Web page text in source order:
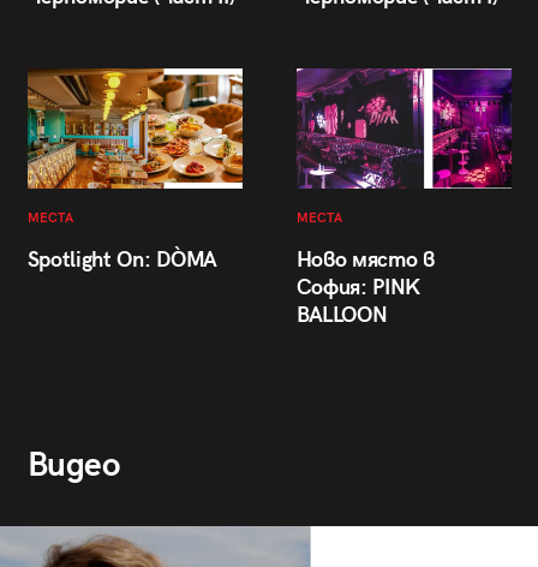
МЕСТА
Spotlight On: DÒMA
МЕСТА
Ново място в
София: PINK
BALLOON
Видео